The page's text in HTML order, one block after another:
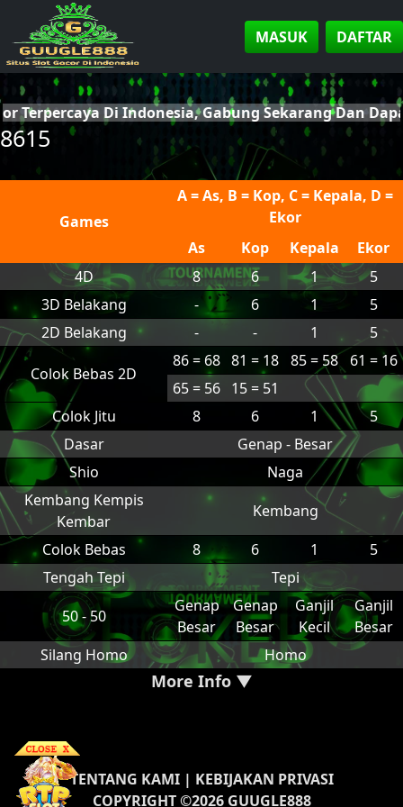
MASUK DAFTAR
Di Indonesia, Gabung Sekarang Dan
8615
Games
A = As, B = Kop, C = Kepala, D =
Ekor
As
Kop Kepala
Ekor
4D
8 6 1
5
3D Belakang
- 6 1
5
2D Belakang
- - 1 5
Colok Bebas 2D
86 = 68 81 = 18 85 = 58
61 = 16
65 = 56 15 = 51
Colok Jitu
8 6 1
5
Dasar
Genap - Besar
Shio
Naga
Kembang Kempis
Kembar
Kembang
Colok Bebas
8 6 1
5
Tengah Tepi
Tepi
50 - 50
Genap
Besar
Genap
Besar
Ganjil
Kecil
Ganjil
Besar
Silang Homo
Homo
More Info ▼
TENTANG KAMI| KEBIJAKAN PRIVASI
COPYRIGHT ©2026 GUUGLE888